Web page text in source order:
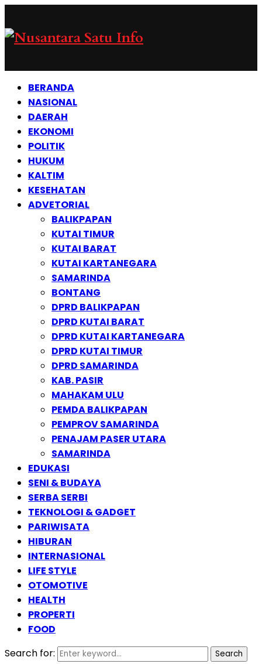
BERANDA
NASIONAL
DAERAH
EKONOMI
POLITIK
HUKUM
KALTIM
KESEHATAN
ADVETORIAL
BALIKPAPAN
KUTAI TIMUR
KUTAI BARAT
KUTAI KARTANEGARA
SAMARINDA
BONTANG
DPRD BALIKPAPAN
DPRD KUTAI BARAT
DPRD KUTAI KARTANEGARA
DPRD KUTAI TIMUR
DPRD SAMARINDA
KAB. PASIR
MAHAKAM ULU
PEMDA BALIKPAPAN
PEMPROV SAMARINDA
PENAJAM PASER UTARA
SAMARINDA
EDUKASI
SENI & BUDAYA
SERBA SERBI
TEKNOLOGI & GADGET
PARIWISATA
HIBURAN
INTERNASIONAL
LIFE STYLE
OTOMOTIVE
HEALTH
PROPERTI
FOOD
Search for:
Search